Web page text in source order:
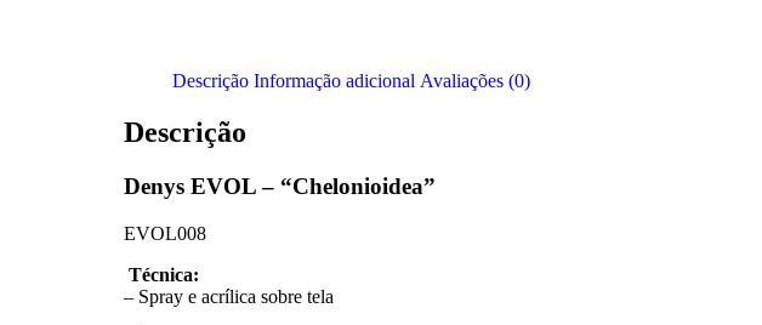
Descrição Informação adicional Avaliações (0)
Descrição
Denys EVOL – “Chelonioidea”
EVOL008
Técnica:
– Spray e acrílica sobre tela